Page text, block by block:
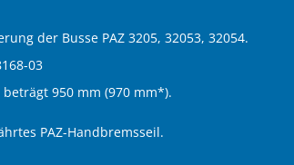
der Busse PAZ 3205, 32053, 32054.
03
950 mm (970 mm*).
PAZ-Handbremsseil.